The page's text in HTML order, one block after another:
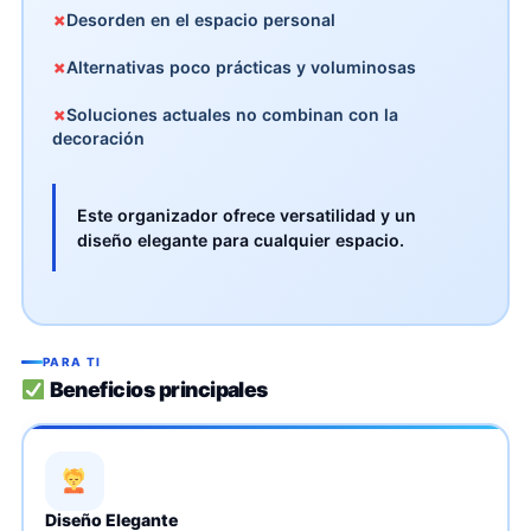
✗Desorden en el espacio personal
✗Alternativas poco prácticas y voluminosas
✗Soluciones actuales no combinan con la
decoración
Este organizador ofrece versatilidad y un
diseño elegante para cualquier espacio.
PARA TI
Beneficios principales
Diseño Elegante